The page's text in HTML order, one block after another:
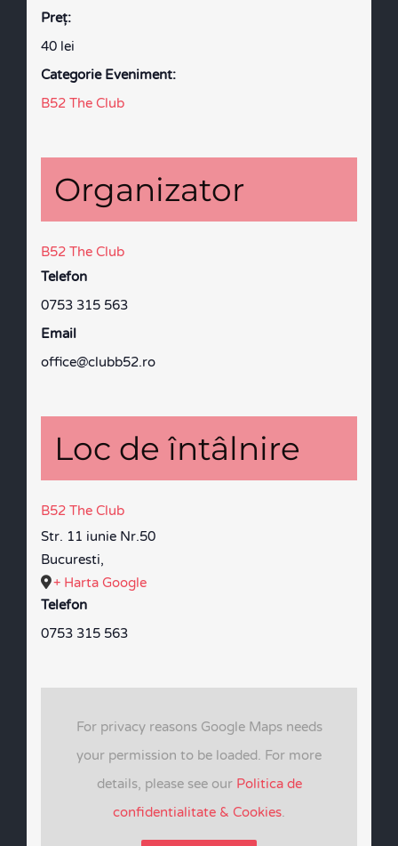
Preţ:
40 lei
Categorie Eveniment:
B52 The Club
Organizator
B52 The Club
Telefon
0753 315 563
Email
office@clubb52.ro
Loc de întâlnire
B52 The Club
Str. 11 iunie Nr.50
Bucuresti,
+ Harta Google
Telefon
0753 315 563
For privacy reasons Google Maps needs
your permission to be loaded. For more
details, please see our Politica de
confidentialitate & Cookies.